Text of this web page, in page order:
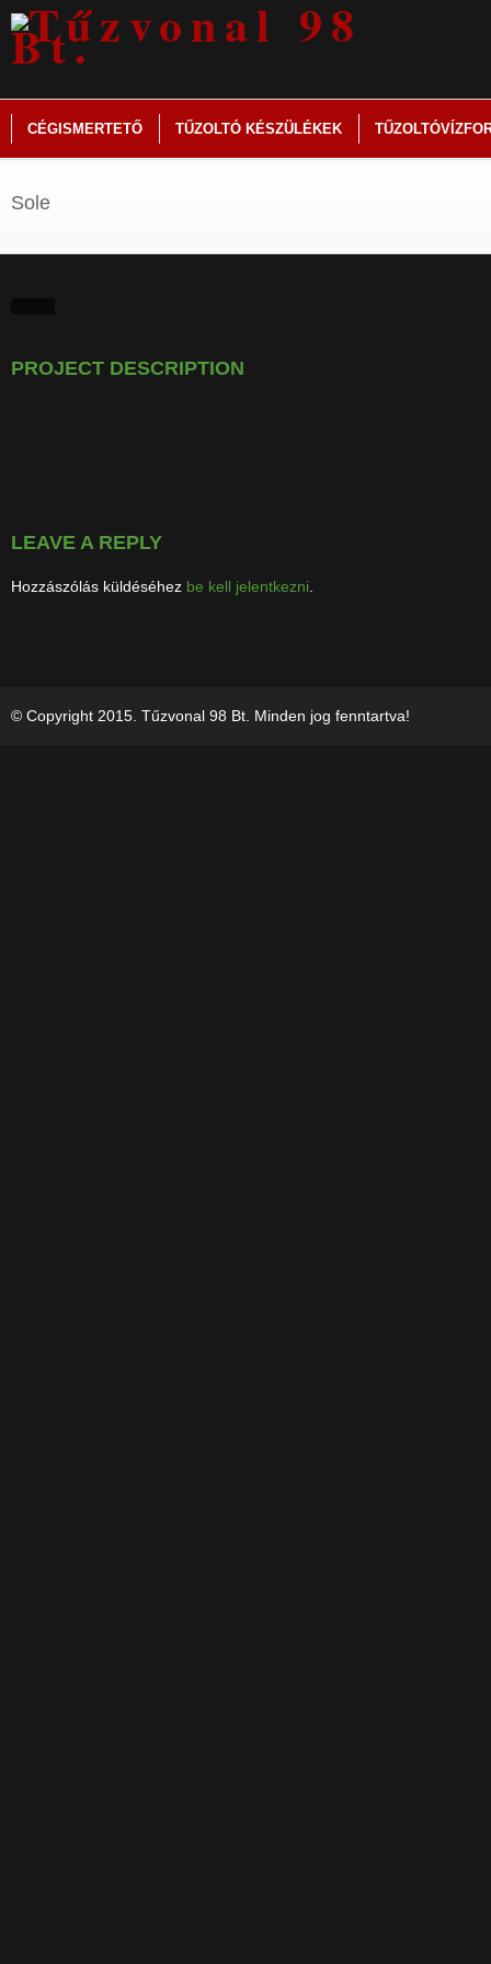
CÉGISMERTETŐ TŰZOLTÓ KÉSZÜLÉKEK
Sole
PROJECT DESCRIPTION
LEAVE A REPLY
Hozzászólás küldéséhez be kell jelentkezni
© Copyright 2015. Tűzvonal 98 Bt. Minden jog fenntartva!